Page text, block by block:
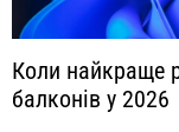
Коли найкраще
балконів у 2026